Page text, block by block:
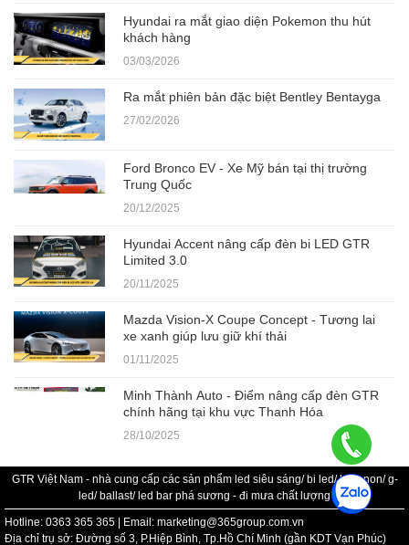
Hyundai ra mắt giao diện Pokemon thu hút
khách hàng
03/03/2026
Ra mắt phiên bản đặc biệt Bentley Bentayga
27/02/2026
Ford Bronco EV - Xe Mỹ bán tại thị trường
Trung Quốc
20/12/2025
Hyundai Accent nâng cấp đèn bi LED GTR
Limited 3.0
20/11/2025
Mazda Vision-X Coupe Concept - Tương lai
xe xanh giúp lưu giữ khí thải
01/11/2025
Minh Thành Auto - Điểm nâng cấp đèn GTR
chính hãng tại khu vực Thanh Hóa
28/10/2025
GTR Việt Nam - nhà cung cấp các sản phẩm led siêu sáng/ bi led/ bi xenon/ g-
led/ ballast/ led bar phá sương - đi mưa chất lượng
Hotline: 0363 365 365 | Email: marketing@365group.com.vn
Địa chỉ trụ sở: Đường số 3, P.Hiệp Bình, Tp.Hồ Chí Minh (gần KDT Vạn Phúc)